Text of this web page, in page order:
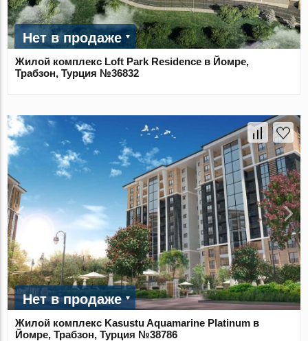
Нет в продаже
Жилой комплекс Loft Park Residence в Йомре,
Трабзон, Турция №36832
Нет в продаже
Жилой комплекс Kasustu Aquamarine Platinum в
Йомре, Трабзон, Турция №38786